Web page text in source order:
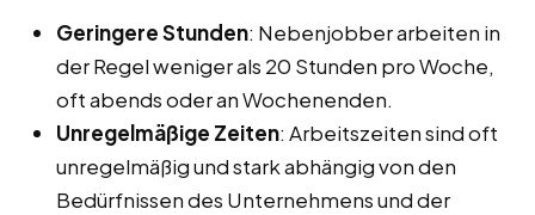
Geringere Stunden: Nebenjobber arbeiten in
der Regel weniger als 20 Stunden pro Woche,
oft abends oder an Wochenenden.
Unregelmäßige Zeiten: Arbeitszeiten sind oft
unregelmäßig und stark abhängig von den
Bedürfnissen des Unternehmens und der